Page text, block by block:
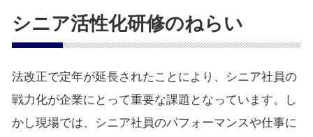
シニア活性化研修のねらい
法改正で定年が延長されたことにより、シニア社員の
戦力化が企業にとって重要な課題となっています。し
かし現場では、シニア社員のパフォーマンスや仕事に